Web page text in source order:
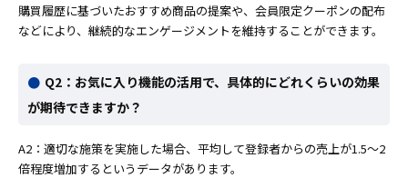
購買履歴に基づいたおすすめ商品の提案や、会員限定クーポンの配布
などにより、継続的なエンゲージメントを維持することができます。
Q2：お気に入り機能の活用で、具体的にどれくらいの効果
が期待できますか？
A2：適切な施策を実施した場合、平均して登録者からの売上が1.5〜2
倍程度増加するというデータがあります。